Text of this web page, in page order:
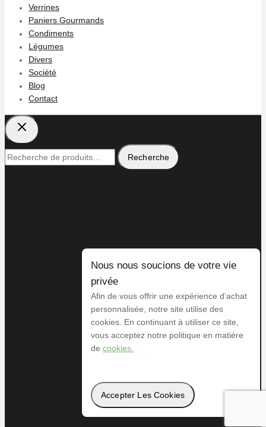
Nous nous soucions de votre vie
privée
Afin de vous offrir une expérience d’achat
personnalisée, notre site utilise des
cookies. En continuant à utiliser ce site,
vous acceptez notre politique en matière
de cookies.
Accepter Les Cookies
Verrines
Paniers Gourmands
Condiments
Légumes
Divers
Société
Blog
Contact
Recherche